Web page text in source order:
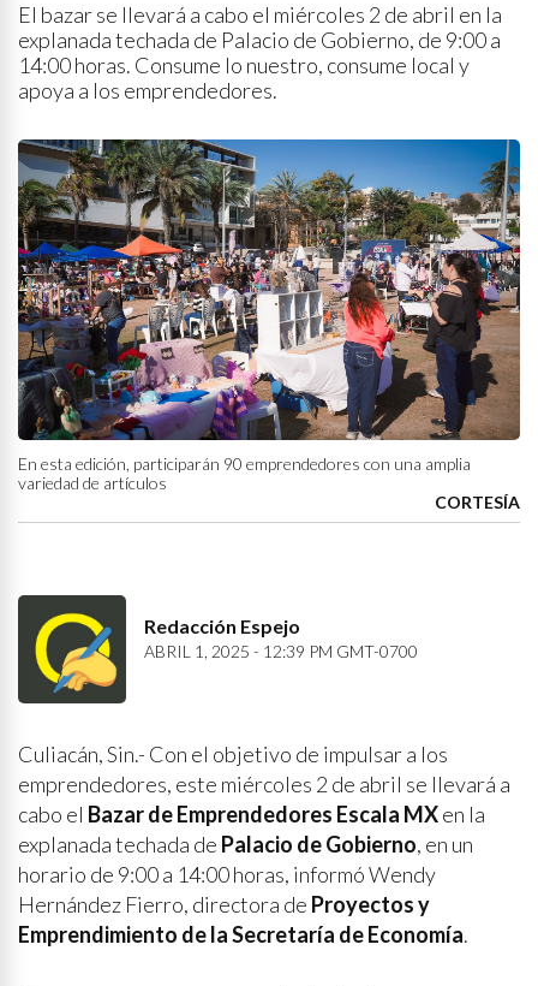
El bazar se llevará a cabo el miércoles 2 de abril en la
explanada techada de Palacio de Gobierno, de 9:00 a
14:00 horas. Consume lo nuestro, consume local y
apoya a los emprendedores.
En esta edición, participarán 90 emprendedores con una amplia
variedad de artículos
CORTESÍA
Redacción Espejo
ABRIL 1, 2025 - 12:39 PM GMT-0700
Culiacán, Sin.- Con el objetivo de impulsar a los
emprendedores, este miércoles 2 de abril se llevará a
cabo el Bazar de Emprendedores Escala MXen la
explanada techada de Palacio de Gobierno, en un
horario de 9:00 a 14:00 horas, informó Wendy
Hernández Fierro, directora de Proyectos y
Emprendimiento de la Secretaría de Economía.